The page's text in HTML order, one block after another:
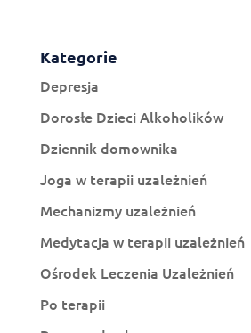
Kategorie
Depresja
Dorosłe Dzieci Alkoholików
Dziennik domownika
Joga w terapii uzależnień
Mechanizmy uzależnień
Medytacja w terapii uzależnień
Ośrodek Leczenia Uzależnień
Po terapii